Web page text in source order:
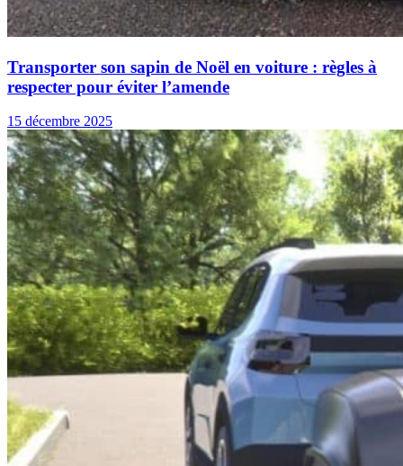
Transporter son sapin de Noël en voiture : règles à
respecter pour éviter l’amende
15 décembre 2025